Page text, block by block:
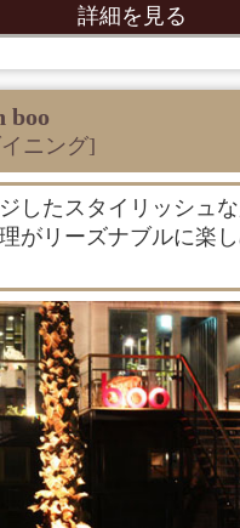
詳細を見る
boo
ニング]
したスタイリッシュ
がリーズナブルに楽